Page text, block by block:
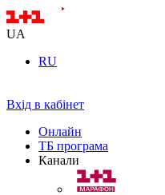
UA
RU
Вхід в кабінет
Онлайн
ТБ програма
Канали